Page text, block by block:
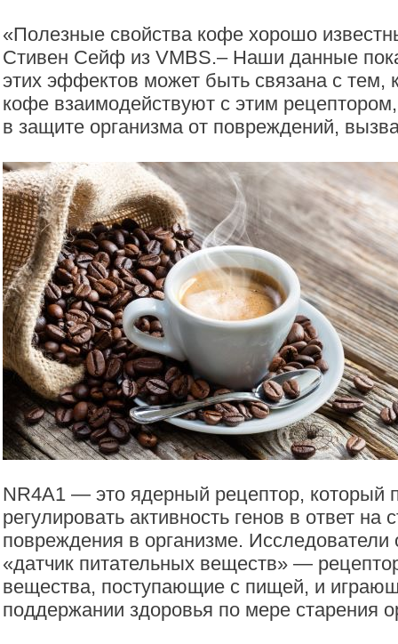
«Полезные свойства кофе хорошо
Стивен Сейф из VMBS.– Наши данные
этих эффектов может быть связана с тем,
кофе взаимодействуют с этим
в защите организма от повреждений,
NR4A1 — это ядерный рецептор, который
регулировать активность генов в ответ на
повреждения в организме. Исследователи
«датчик питательных веществ» —
вещества, поступающие с пищей, и
поддержании здоровья по мере старения